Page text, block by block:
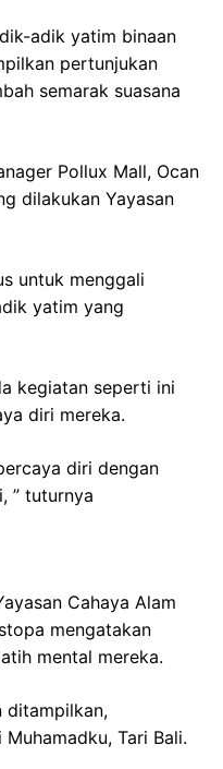
adik yatim binaan
pertunjukan
semarak suasana
Pollux Mall, Ocan
dilakukan Yayasan
untuk menggali
yatim yang
kegiatan seperti ini
diri mereka.
diri dengan
” tuturnya
Cahaya Alam
mengatakan
mental mereka.
ditampilkan,
Tari Bali.